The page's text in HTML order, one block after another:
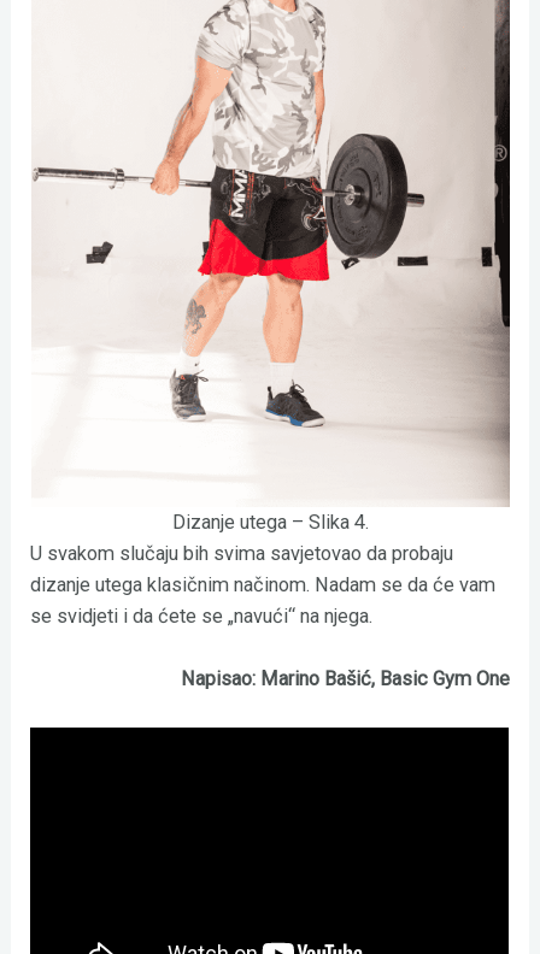
Dizanje utega – Slika 4.
U svakom slučaju bih svima savjetovao da probaju
dizanje utega klasičnim načinom. Nadam se da će vam
se svidjeti i da ćete se „navući“ na njega.
Napisao: Marino Bašić, Basic Gym One